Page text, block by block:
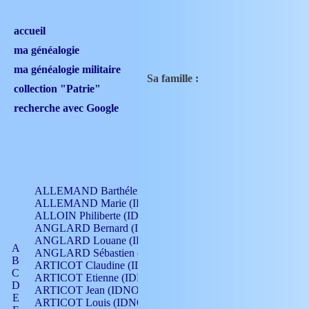
accueil
ma généalogie
ma généalogie militaire
collection "Patrie"
recherche avec Google
A
B
C
D
E
ALLEMAND Barthélemy (IDNO 330)
ALLEMAND Marie (IDNO 165)
ALLOIN Philiberte (IDNO 449)
ANGLARD Bernard (IDNO 4)
ANGLARD Louane (IDNO 4)
ANGLARD Sébastien (IDNO 4)
ARTICOT Claudine (IDNO 105)
ARTICOT Etienne (IDNO 420)
ARTICOT Jean (IDNO 210)
ARTICOT Louis (IDNO 420)
Sa famille :